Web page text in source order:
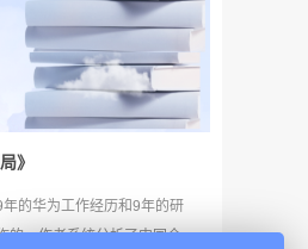
》
的华为工作经历和9年的研
的。作者系统分析了中国企